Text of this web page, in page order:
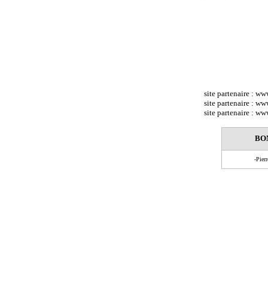
site partenaire :
site partenaire :
site partenaire :
-